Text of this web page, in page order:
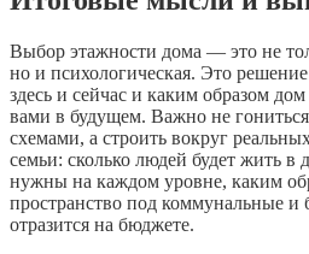
Выбор этажности дома — это не
но и психологическая. Это
здесь и сейчас и каким образом
вами в будущем. Важно не
схемами, а строить вокруг
семьи: сколько людей будет жить
нужны на каждом уровне, каким
пространство под коммунальные
отразится на бюджете.